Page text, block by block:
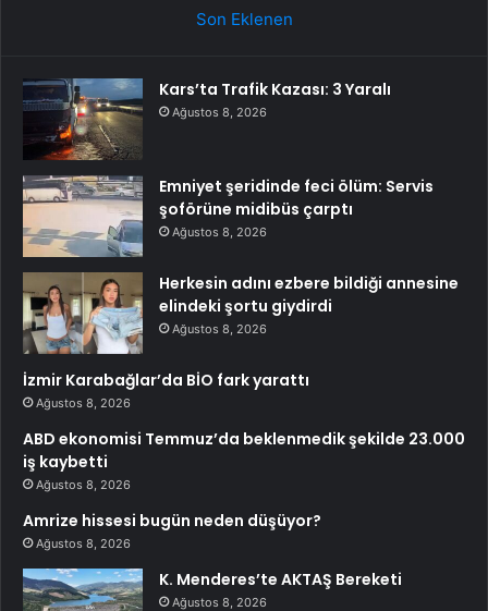
Son Eklenen
Kars’ta Trafik Kazası: 3 Yaralı
Ağustos 8, 2026
Emniyet şeridinde feci ölüm: Servis
şoförüne midibüs çarptı
Ağustos 8, 2026
Herkesin adını ezbere bildiği annesine
elindeki şortu giydirdi
Ağustos 8, 2026
İzmir Karabağlar’da BİO fark yarattı
Ağustos 8, 2026
ABD ekonomisi Temmuz’da beklenmedik şekilde 23.000
iş kaybetti
Ağustos 8, 2026
Amrize hissesi bugün neden düşüyor?
Ağustos 8, 2026
K. Menderes’te AKTAŞ Bereketi
Ağustos 8, 2026